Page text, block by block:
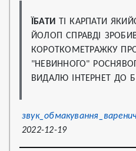
ЇБАТИ ТІ КАРПАТИ
ЙОЛОП СПРАВДІ
КОРОТКОМЕТРАЖКУ ПРО
"НЕВИННОГО"
ВИДАЛЮ ІНТЕРНЕТ ДО
2022-12-19